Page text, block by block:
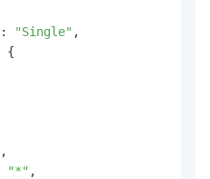
: "Single" ,
{
,
"*" ,